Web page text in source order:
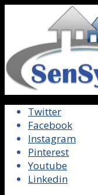
Twitter
Facebook
Instagram
Pinterest
Youtube
Linkedin